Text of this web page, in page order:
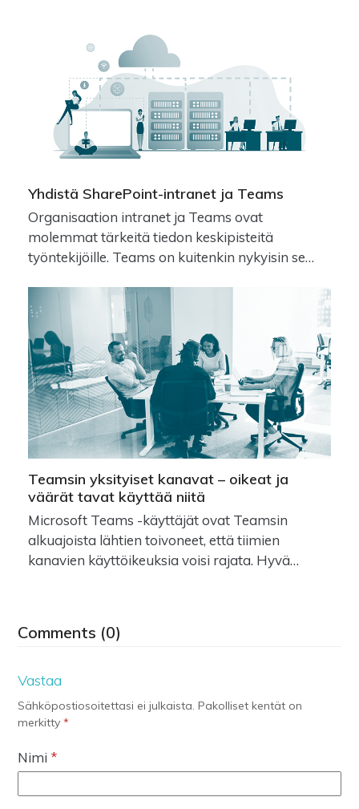
Yhdistä SharePoint-intranet ja Teams
Organisaation intranet ja Teams ovat
molemmat tärkeitä tiedon keskipisteitä
työntekijöille. Teams on kuitenkin nykyisin se…
Teamsin yksityiset kanavat – oikeat ja
väärät tavat käyttää niitä
Microsoft Teams -käyttäjät ovat Teamsin
alkuajoista lähtien toivoneet, että tiimien
kanavien käyttöikeuksia voisi rajata. Hyvä…
Comments (0)
Vastaa
Sähköpostiosoitettasi ei julkaista. Pakolliset kentät on
merkitty*
Nimi *